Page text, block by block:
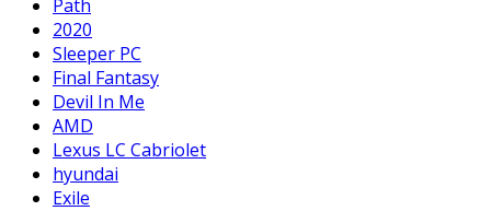
Path
2020
Sleeper PC
Final Fantasy
Devil In Me
AMD
Lexus LC Cabriolet
hyundai
Exile